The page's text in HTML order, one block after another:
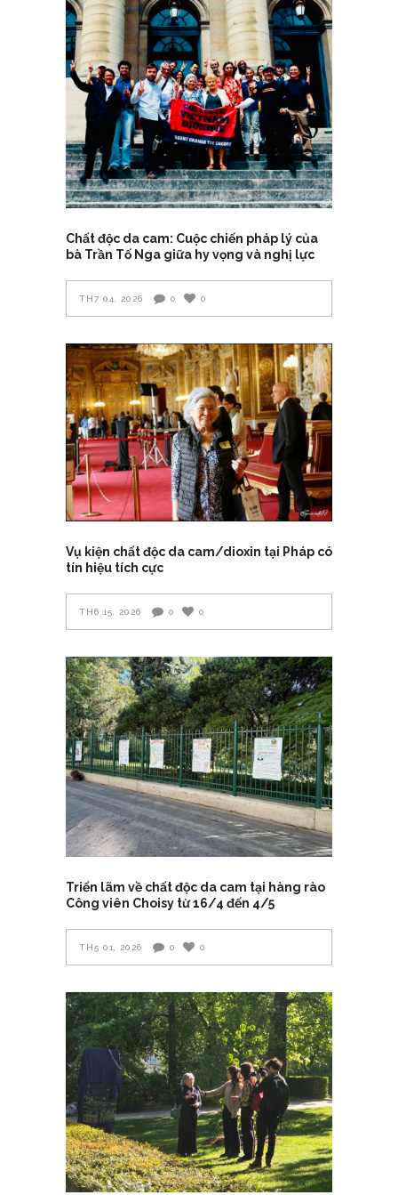
Chất độc da cam: Cuộc chiến pháp lý của
bà Trần Tố Nga giữa hy vọng và nghị lực
TH7 04, 2026 0 0
Vụ kiện chất độc da cam/dioxin tại Pháp có
tín hiệu tích cực
TH6 15, 2026 0 0
Triển lãm về chất độc da cam tại hàng rào
Công viên Choisy từ 16/4 đến 4/5
TH5 01, 2026 0 0